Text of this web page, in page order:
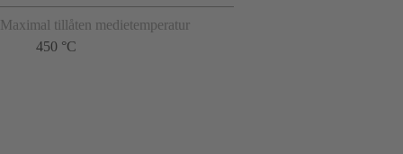
Maximal tillåten medietemperatur
450 °C